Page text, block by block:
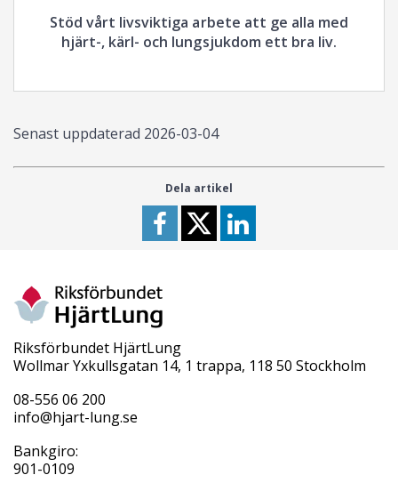
Stöd vårt livsviktiga arbete att ge alla med
hjärt-, kärl- och lungsjukdom ett bra liv.
Senast uppdaterad 2026-03-04
Dela artikel
Riksförbundet HjärtLung
Wollmar Yxkullsgatan 14, 1 trappa, 118 50 Stockholm
08-556 06 200
info@hjart-lung.se
Bankgiro:
901-0109